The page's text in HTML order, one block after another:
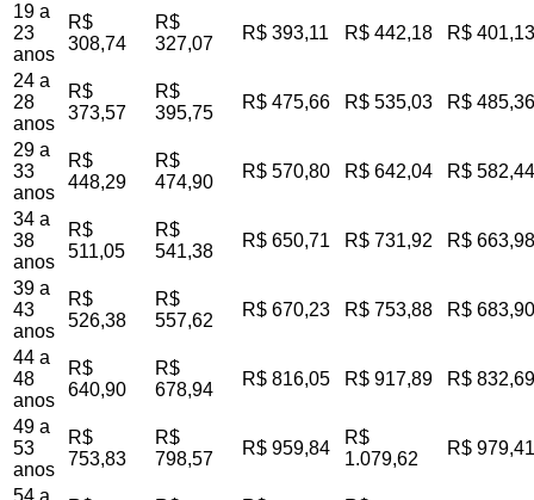
19 a
23
anos
R$
308,74
R$
327,07
R$ 393,11 R$ 442,18 R$ 401,13
24 a
28
anos
R$
373,57
R$
395,75
R$ 475,66 R$ 535,03 R$ 485,36
29 a
33
anos
R$
448,29
R$
474,90
R$ 570,80 R$ 642,04 R$ 582,44
34 a
38
anos
R$
511,05
R$
541,38
R$ 650,71 R$ 731,92 R$ 663,98
39 a
43
anos
R$
526,38
R$
557,62
R$ 670,23 R$ 753,88 R$ 683,90
44 a
48
anos
R$
640,90
R$
678,94
R$ 816,05 R$ 917,89 R$ 832,69
49 a
53
anos
R$
753,83
R$
798,57
R$ 959,84
R$
1.079,62
R$ 979,41